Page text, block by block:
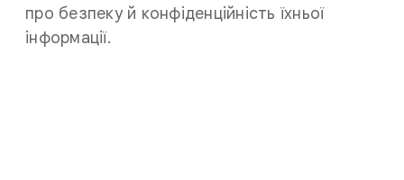
про безпеку й конфіденційність їхньої
інформації.